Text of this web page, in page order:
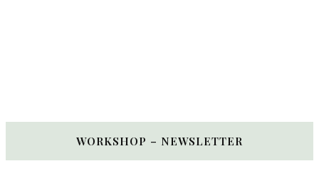
WORKSHOP – NEWSLETTER